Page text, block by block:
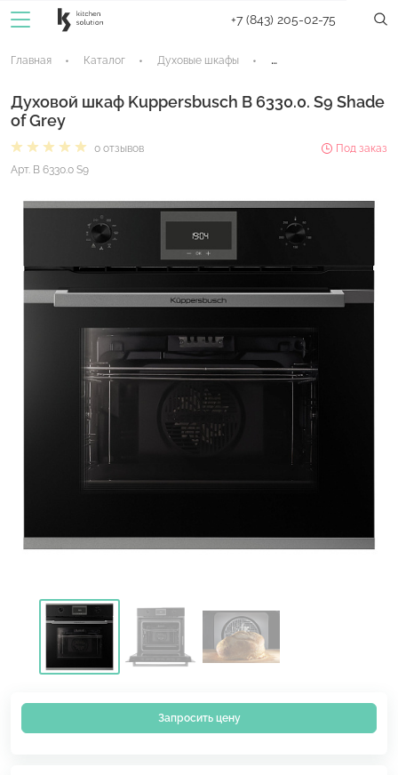
+7 (843) 205-02-75
Главная Каталог Духовые шкафы Электрические
Духовой шкаф Kuppersbusch B 6330.0. S9 Shade
of Grey
0 отзывов
Под заказ
Арт. B 6330.0 S9
Запросить цену